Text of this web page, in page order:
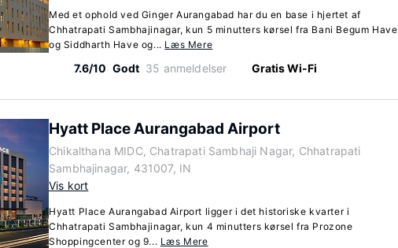
Med et ophold ved Ginger Aurangabad har du en base i hjertet af
Chhatrapati Sambhajinagar, kun 5 minutters kørsel fra Bani Begum Have
og Siddharth Have og... Læs Mere
7.6/10 Godt 35 anmeldelser Gratis Wi-Fi
Hyatt Place Aurangabad Airport
Chikalthana MIDC, Chatrapati Sambhaji Nagar, Chhatrapati
Sambhajinagar, 431007, IN
Vis kort
Hyatt Place Aurangabad Airport ligger i det historiske kvarter i
Chhatrapati Sambhajinagar, kun 4 minutters kørsel fra Prozone
Shoppingcenter og 9... Læs Mere